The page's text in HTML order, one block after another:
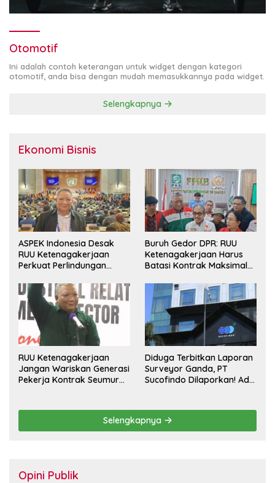
Otomotif
Ini adalah contoh keterangan untuk widget dengan kategori
otomotif, anda bisa dengan mudah memasukkannya pada widget.
Selengkapnya
Ekonomi Bisnis
ASPEK Indonesia Desak
RUU Ketenagakerjaan
Perkuat Perlindungan
Pesangon
Buruh Gedor DPR: RUU
Ketenagakerjaan Harus
Batasi Kontrak Maksimal
Berbasis KHL
RUU Ketenagakerjaan
Jangan Wariskan Generasi
Pekerja Kontrak Seumur
Diduga Terbitkan Laporan
Surveyor Ganda, PT
Sucofindo Dilaporkan! Ada
Selengkapnya
Opini Publik